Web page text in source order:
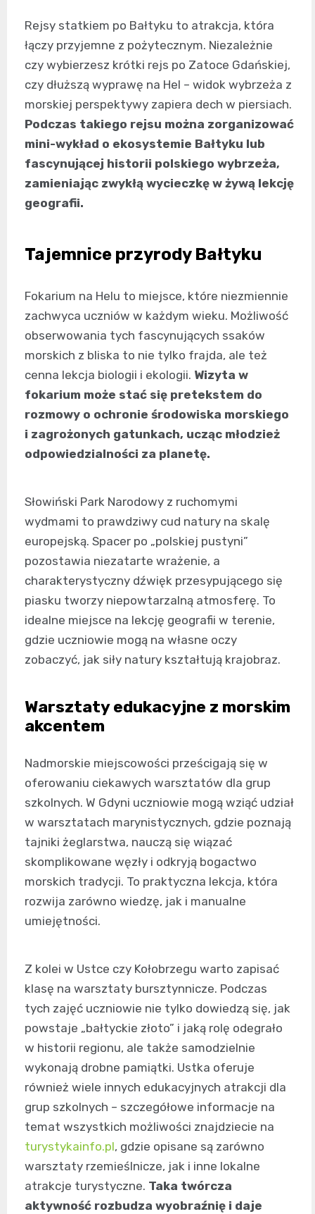
Rejsy statkiem po Bałtyku to atrakcja, która
łączy przyjemne z pożytecznym. Niezależnie
czy wybierzesz krótki rejs po Zatoce Gdańskiej,
czy dłuższą wyprawę na Hel – widok wybrzeża z
morskiej perspektywy zapiera dech w piersiach.
Podczas takiego rejsu można zorganizować
mini-wykład o ekosystemie Bałtyku lub
fascynującej historii polskiego wybrzeża,
zamieniając zwykłą wycieczkę w żywą lekcję
geografii.
Tajemnice przyrody Bałtyku
Fokarium na Helu to miejsce, które niezmiennie
zachwyca uczniów w każdym wieku. Możliwość
obserwowania tych fascynujących ssaków
morskich z bliska to nie tylko frajda, ale też
cenna lekcja biologii i ekologii. Wizyta w
fokarium może stać się pretekstem do
rozmowy o ochronie środowiska morskiego
i zagrożonych gatunkach, ucząc młodzież
odpowiedzialności za planetę.
Słowiński Park Narodowy z ruchomymi
wydmami to prawdziwy cud natury na skalę
europejską. Spacer po „polskiej pustyni”
pozostawia niezatarte wrażenie, a
charakterystyczny dźwięk przesypującego się
piasku tworzy niepowtarzalną atmosferę. To
idealne miejsce na lekcję geografii w terenie,
gdzie uczniowie mogą na własne oczy
zobaczyć, jak siły natury kształtują krajobraz.
Warsztaty edukacyjne z morskim
akcentem
Nadmorskie miejscowości prześcigają się w
oferowaniu ciekawych warsztatów dla grup
szkolnych. W Gdyni uczniowie mogą wziąć udział
w warsztatach marynistycznych, gdzie poznają
tajniki żeglarstwa, nauczą się wiązać
skomplikowane węzły i odkryją bogactwo
morskich tradycji. To praktyczna lekcja, która
rozwija zarówno wiedzę, jak i manualne
umiejętności.
Z kolei w Ustce czy Kołobrzegu warto zapisać
klasę na warsztaty bursztynnicze. Podczas
tych zajęć uczniowie nie tylko dowiedzą się, jak
powstaje „bałtyckie złoto” i jaką rolę odegrało
w historii regionu, ale także samodzielnie
wykonają drobne pamiątki. Ustka oferuje
również wiele innych edukacyjnych atrakcji dla
grup szkolnych – szczegółowe informacje na
temat wszystkich możliwości znajdziecie na
turystykainfo.pl, gdzie opisane są zarówno
warsztaty rzemieślnicze, jak i inne lokalne
atrakcje turystyczne. Taka twórcza
aktywność rozbudza wyobraźnię i daje